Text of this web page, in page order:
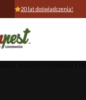
20 lat doświadczenia!